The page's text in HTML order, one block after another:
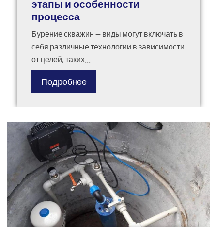
этапы и особенности
процесса
Бурение скважин — виды могут включать в
себя различные технологии в зависимости
от целей, таких...
Подробнее